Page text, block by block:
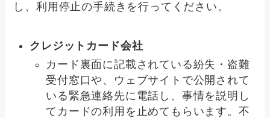
し、利用停止の手続きを行ってください。
クレジットカード会社
カード裏面に記載されている紛失・盗難
受付窓口や、ウェブサイトで公開されて
いる緊急連絡先に電話し、事情を説明し
てカードの利用を止めてもらいます。不